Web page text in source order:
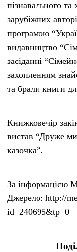
пізнавального та
зарубіжних
програмою
видавництво
засіданні
захопленням
та брали книги
Книжковечір
вистав “Друже
казочка”.
За інформацією
Джерело: http://
id=240695&tp=0